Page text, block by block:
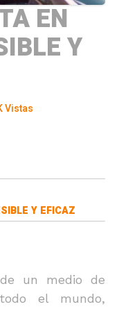
EN
Y
Vistas
Y EFICAZ
un medio de
el mundo,